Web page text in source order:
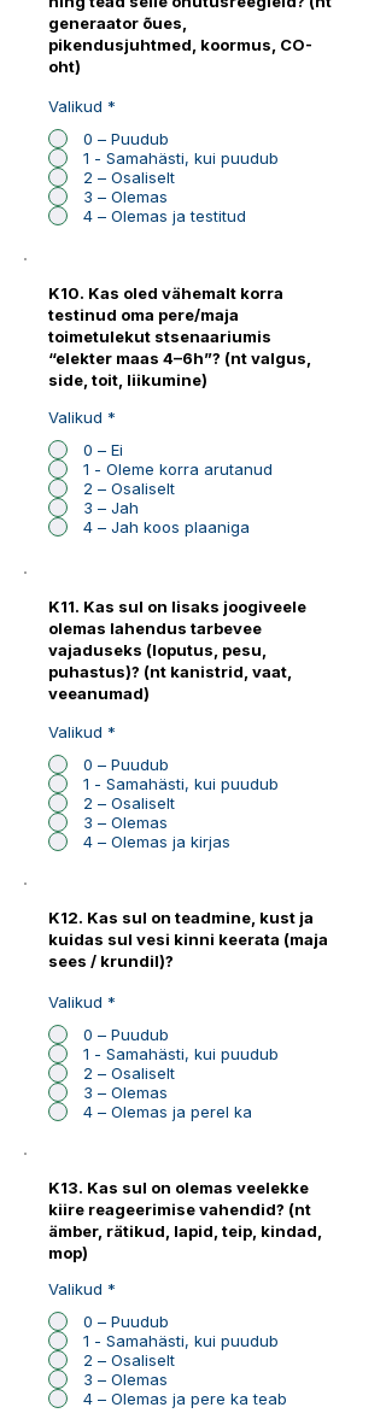
generaator õues,
pikendusjuhtmed, koormus, CO-
oht)
Valikud *
0 – Puudub
1 - Samahästi, kui puudub
2 – Osaliselt
3 – Olemas
4 – Olemas ja testitud
K10. Kas oled vähemalt korra
testinud oma pere/maja
toimetulekut stsenaariumis
“elekter maas 4–6h”? (nt valgus,
side, toit, liikumine)
Valikud *
0 – Ei
1 - Oleme korra arutanud
2 – Osaliselt
3 – Jah
4 – Jah koos plaaniga
K11. Kas sul on lisaks joogiveele
olemas lahendus tarbevee
vajaduseks (loputus, pesu,
puhastus)? (nt kanistrid, vaat,
veeanumad)
Valikud *
0 – Puudub
1 - Samahästi, kui puudub
2 – Osaliselt
3 – Olemas
4 – Olemas ja kirjas
K12. Kas sul on teadmine, kust ja
kuidas sul vesi kinni keerata (maja
sees / krundil)?
Valikud *
0 – Puudub
1 - Samahästi, kui puudub
2 – Osaliselt
3 – Olemas
4 – Olemas ja perel ka
K13. Kas sul on olemas veelekke
kiire reageerimise vahendid? (nt
ämber, rätikud, lapid, teip, kindad,
mop)
Valikud *
0 – Puudub
1 - Samahästi, kui puudub
2 – Osaliselt
3 – Olemas
4 – Olemas ja pere ka teab